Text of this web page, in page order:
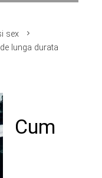
sex
lunga durata
Cum